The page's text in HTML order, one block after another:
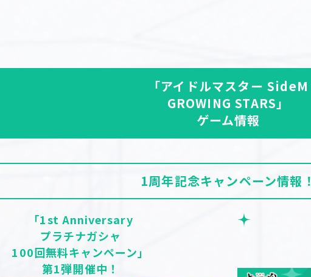
「アイドルマスター SideM
GROWING STARS」
ゲーム情報
1周年記念キャンペーン情報！
「1st Anniversary
プラチナガシャ
100回無料キャンペーン」
第1弾開催中！